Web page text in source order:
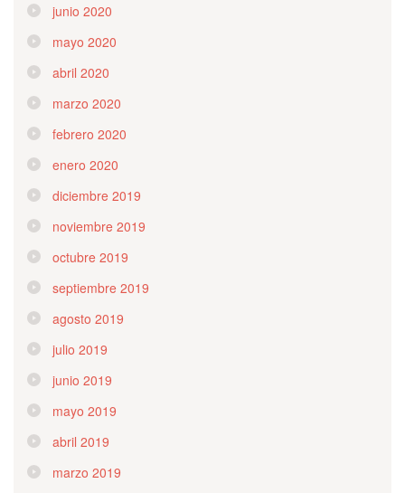
junio 2020
mayo 2020
abril 2020
marzo 2020
febrero 2020
enero 2020
diciembre 2019
noviembre 2019
octubre 2019
septiembre 2019
agosto 2019
julio 2019
junio 2019
mayo 2019
abril 2019
marzo 2019